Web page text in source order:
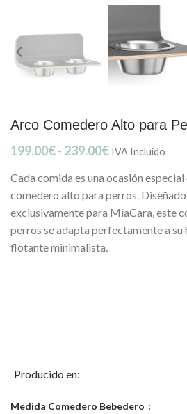
Arco Comedero Alto para
199.00€- 239.00€Rango
precios:
desde
199.00€
hasta
239.00€
IVA Incluido
Cada comida es una ocasión
comedero alto para perros.
exclusivamente para MiaCara, este
perros se adapta perfectamente a su
flotante minimalista.
Producido en:
Medida Comedero Bebedero